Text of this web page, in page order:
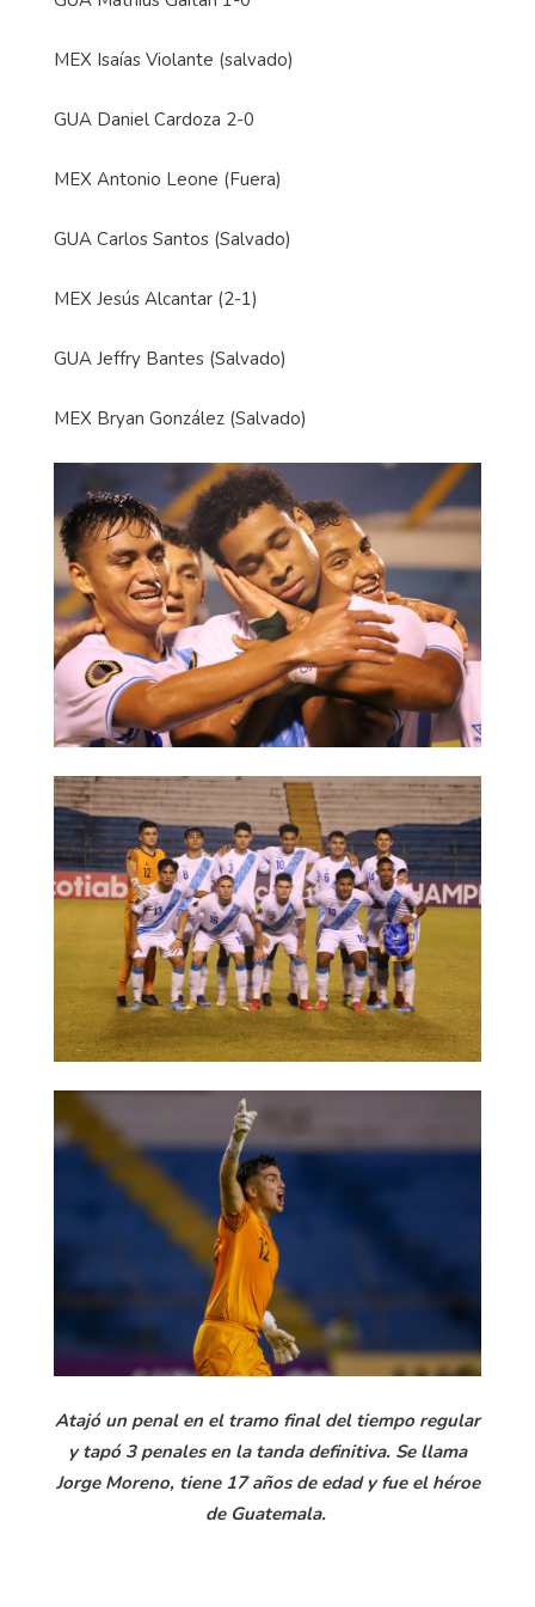
MEX Isaías Violante (salvado)
GUA Daniel Cardoza 2-0
MEX Antonio Leone (Fuera)
GUA Carlos Santos (Salvado)
MEX Jesús Alcantar (2-1)
GUA Jeffry Bantes (Salvado)
MEX Bryan González (Salvado)
Atajó un penal en el tramo final del tiempo regular
y tapó 3 penales en la tanda definitiva. Se llama
Jorge Moreno, tiene 17 años de edad y fue el héroe
de Guatemala.